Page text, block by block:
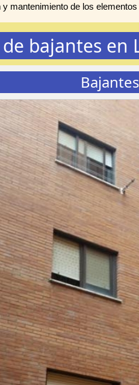
mantenimiento de los
bajantes en